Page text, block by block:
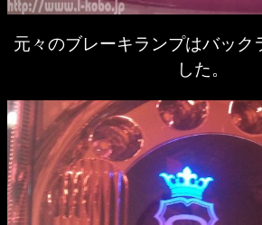
元々のブレーキランプはバック
した。